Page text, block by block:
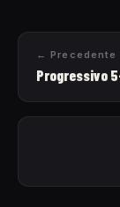
← Precedente
Progressivo